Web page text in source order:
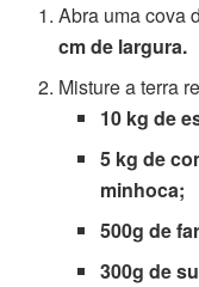
Abra uma cova
cm de largura.
Misture a terra
10 kg de
5 kg de
minhoca;
500g de
300g de